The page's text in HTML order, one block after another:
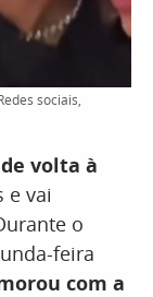
sociais,
volta à
e vai
o
feira
com a